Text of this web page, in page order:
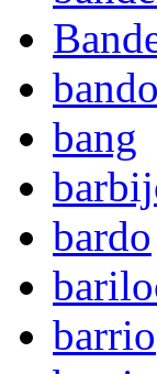
bang
bardo
barrio